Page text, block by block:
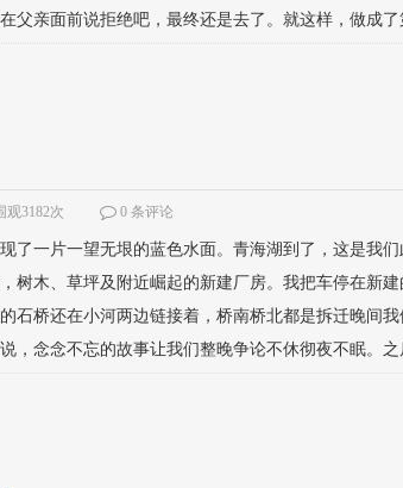
父亲面前说拒绝吧，最终还是去了。就这样，做成
观3182次 0 条评论
了一片一望无垠的蓝色水面。青海湖到了，这是我
树木、草坪及附近崛起的新建厂房。我把车停在新
石桥还在小河两边链接着，桥南桥北都是拆迁晚间
，念念不忘的故事让我们整晚争论不休彻夜不眠。